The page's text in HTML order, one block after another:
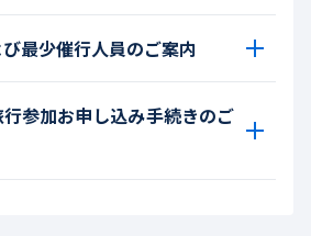
最少催行人員のご案内
参加お申し込み手続きのご